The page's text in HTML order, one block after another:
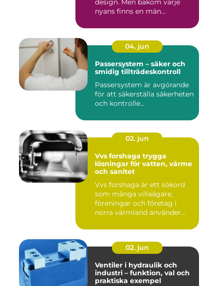
design. Men bakom varje
nyans finns en män...
04. jun
Passersystem – säker och
smidig tillträdeskontroll
Passersystem är avgörande
för att säkerställa säkerheten
och kontrolle...
02. jun
Vvs forshaga trygga
lösningar för vatten, värme
och sanitet
Vvs forshaga är ett sökord
som många villaägare,
föreningar och företag i
norra värmland använder
02. jun
Ventiler i hydraulik och
industri – funktion, val och
praktiska exempel